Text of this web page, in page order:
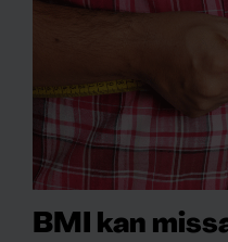
BMI kan